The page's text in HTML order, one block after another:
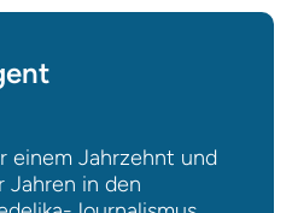
einem Jahrzehnt und
Jahren in den